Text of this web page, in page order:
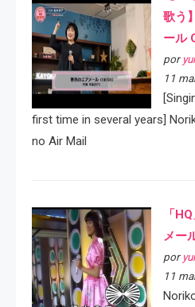
歌う
ール
por
11
first time in several years]
no Air Mail
「
メー
por
11